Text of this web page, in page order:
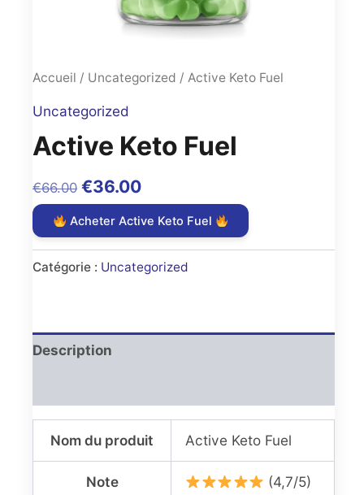
Accueil / Uncategorized / Active Keto Fuel
Uncategorized
Active Keto Fuel
€66.00 Original
price
was:
€66.00.
€36.00Current
price
is:
€36.00.
Acheter Active Keto Fuel
Catégorie : Uncategorized
Description
Nom du produit Active Keto Fuel
Note (4,7/5)